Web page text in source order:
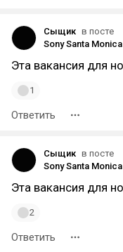
Сыщик в посте
Эта вакансия для
1
Ответить
Сыщик в посте
Эта вакансия для
2
Ответить